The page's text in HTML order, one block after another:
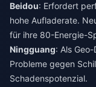
Beidou: Erfordert
hohe Aufladerate.
für ihre 80-Energie-
Ningguang: Als
Probleme gegen
Schadenspotenzial.